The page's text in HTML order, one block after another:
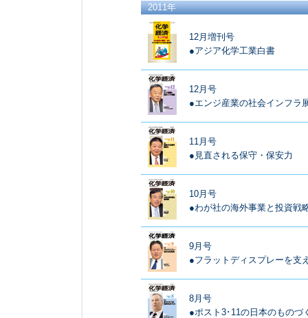
2011年
12月増刊号
●アジア化学工業白書
12月号
●エンジ産業の社会インフラ
11月号
●見直される保守・保安力
10月号
●わが社の海外事業と投資戦
9月号
●フラットディスプレーを支
8月号
●ポスト3･11の日本のものづ